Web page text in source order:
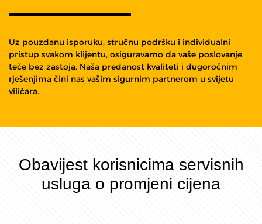
Uz pouzdanu isporuku, stručnu podršku i individualni
pristup svakom klijentu, osiguravamo da vaše poslovanje
teče bez zastoja. Naša predanost kvaliteti i dugoročnim
rješenjima čini nas vašim sigurnim partnerom u svijetu
viličara.
Obavijest korisnicima servisnih
usluga o promjeni cijena